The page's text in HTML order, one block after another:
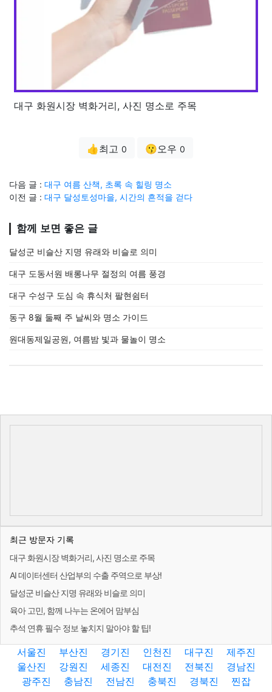
대구 화원시장 벽화거리, 사진 명소로 주목
👍최고 0 😗오우 0
다음 글 : 대구 여름 산책, 초록 속 힐링 명소
이전 글 : 대구 달성토성마을, 시간의 흔적을 걷다
함께 보면 좋은 글
달성군 비슬산 지명 유래와 비슬로 의미
대구 도동서원 배롱나무 절정의 여름 풍경
대구 수성구 도심 속 휴식처 팔현쉼터
동구 8월 둘째 주 날씨와 명소 가이드
원대동제일공원, 여름밤 빛과 물놀이 명소
최근 방문자 기록
대구 화원시장 벽화거리, 사진 명소로 주목
AI 데이터센터 산업부의 수출 주역으로 부상!
달성군 비슬산 지명 유래와 비슬로 의미
육아 고민, 함께 나누는 온에어 맘부심
추석 연휴 필수 정보 놓치지 말아야 할 팁!
서울진 부산진 경기진 인천진 대구진
제주진
울산진
강원진 세종진 대전진 전북진
경남진
광주진
충남진 전남진 충북진 경북진
찐잡